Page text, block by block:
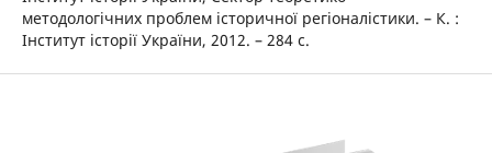
методологічних проблем історичної регіоналістики. – К. :
Інститут історії України, 2012. – 284 с.